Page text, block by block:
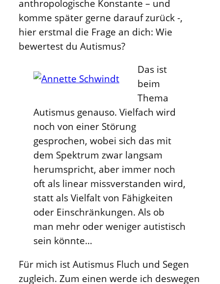
anthropologische Konstante – und
komme später gerne darauf zurück -,
hier erstmal die Frage an dich: Wie
bewertest du Autismus?
Das ist
beim
Thema
Autismus genauso. Vielfach wird
noch von einer Störung
gesprochen, wobei sich das mit
dem Spektrum zwar langsam
herumspricht, aber immer noch
oft als linear missverstanden wird,
statt als Vielfalt von Fähigkeiten
oder Einschränkungen. Als ob
man mehr oder weniger autistisch
sein könnte…
Für mich ist Autismus Fluch und Segen
zugleich. Zum einen werde ich deswegen